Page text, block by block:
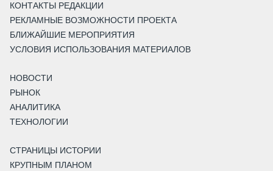
КОНТАКТЫ РЕДАКЦИИ
РЕКЛАМНЫЕ ВОЗМОЖНОСТИ ПРОЕКТА
БЛИЖАЙШИЕ МЕРОПРИЯТИЯ
УСЛОВИЯ ИСПОЛЬЗОВАНИЯ МАТЕРИАЛОВ
НОВОСТИ
РЫНОК
АНАЛИТИКА
ТЕХНОЛОГИИ
СТРАНИЦЫ ИСТОРИИ
КРУПНЫМ ПЛАНОМ